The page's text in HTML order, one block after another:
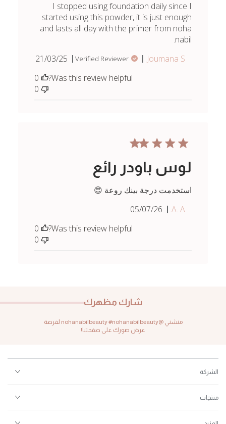
I stopped using foundation daily since I
started using this powder, it is just enough
and lasts all day with the primer from noha
nabil.
Joumana S.
Verified Reviewer
Published21/03/25
Was this review helpful?
0
0
لوس باودر رائع
استخدمت درجة بينك روعة 😍
A. A.
Published05/07/26
Was this review helpful?
0
0
شارك مظهرك
منشني @nohanabilbeauty #nohanabilbeauty لفرصة
عرض صورك على صفحتنا!
الشركة
منتجات